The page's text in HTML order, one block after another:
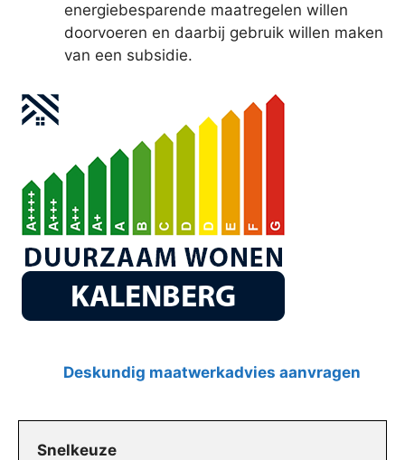
energiebesparende maatregelen willen
doorvoeren en daarbij gebruik willen maken
van een subsidie.
Deskundig maatwerkadvies aanvragen
Snelkeuze